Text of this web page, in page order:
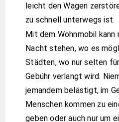
leicht den Wagen
zu schnell unterwegs ist.
Mit dem Wohnmobil kann
Nacht stehen, wo es
Städten, wo nur selten
Gebühr verlangt wird.
jemandem belästigt, im
Menschen kommen zu
geben oder auch nur um